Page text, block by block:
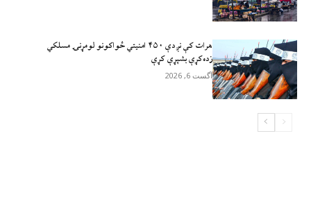
هرات کې نږدې ۴۵۰ امنيتي ځواکونو لومړنۍ مسلکي
زده‌کړې بشپړې کړې
آگست 6, 2026